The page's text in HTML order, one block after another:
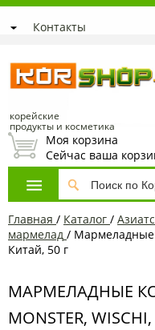
Контакты
корейские
продукты и косметика
Моя корзина
Сейчас ваша
Главная / Каталог /
мармелад / Мармеладные
Китай, 50 г
МАРМЕЛАДНЫЕ
MONSTER,